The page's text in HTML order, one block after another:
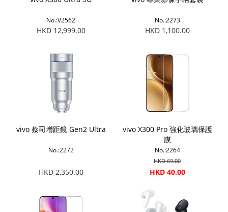
No.:V2562
HKD 12,999.00
No.:2273
HKD 1,100.00
vivo 蔡司增距鏡 Gen2 Ultra
No.:2272
HKD 2,350.00
vivo X300 Pro 強化玻璃保護
膜
No.:2264
HKD 69.00
HKD 40.00